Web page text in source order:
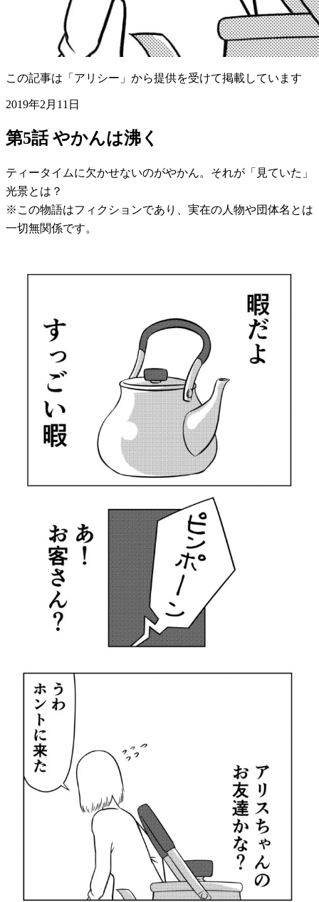
この記事は「アリシー」から提供を受けて掲載しています
2019年2月11日
第5話 やかんは沸く
ティータイムに欠かせないのがやかん。それが「見ていた」
光景とは？
※この物語はフィクションであり、実在の人物や団体名とは
一切無関係です。